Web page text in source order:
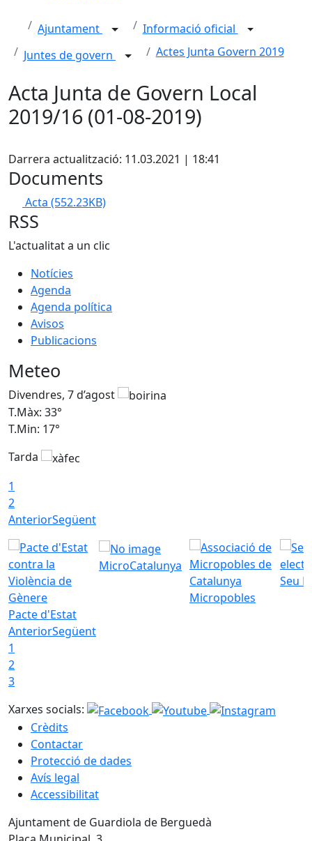
Ajuntament
Informació oficial
Juntes de govern
Actes Junta Govern 2019
Acta Junta de Govern Local
2019/16 (01-08-2019)
Darrera actualització: 11.03.2021 | 18:41
Documents
Acta (552.23KB)
RSS
L'actualitat a un clic
Notícies
Agenda
Agenda política
Avisos
Publicacions
Meteo
Divendres, 7 d’agost
T.Màx: 33°
T.Min: 17°
Tarda
1
2
AnteriorSegüent
Pacte d'Estat
MicroCatalunya
Micropobles
Seu
AnteriorSegüent
1
2
3
Xarxes socials:
Crèdits
Contactar
Protecció de dades
Avís legal
Accessibilitat
Ajuntament de Guardiola de Berguedà